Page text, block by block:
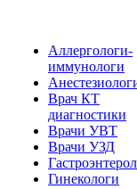
Аллергологи-
иммунологи
Врач КТ
диагностики
Врачи УВТ
Врачи УЗД
Гинекологи